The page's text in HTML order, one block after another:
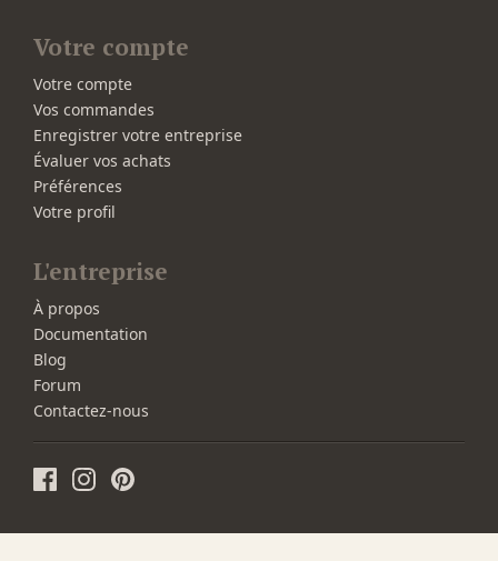
Votre compte
Votre compte
Vos commandes
Enregistrer votre entreprise
Évaluer vos achats
Préférences
Votre profil
L'entreprise
À propos
Documentation
Blog
Forum
Contactez-nous